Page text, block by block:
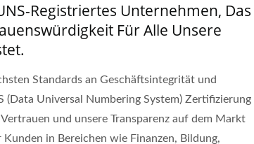
Registriertes Unternehmen, Das
Für Alle Unsere
Standards an Geschäftsintegrität und
Universal Numbering System) Zertifizierung
und unsere Transparenz auf dem Markt
in Bereichen wie Finanzen, Bildung,